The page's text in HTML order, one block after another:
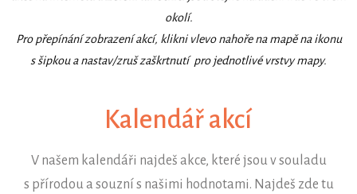
okolí.
Pro přepínání zobrazení akcí, klikni vlevo nahoře na mapě na ikonu
s šipkou a nastav/zruš zaškrtnutí pro jednotlivé vrstvy mapy.
Kalendář akcí
V našem kalendáři najdeš akce, které jsou v souladu
s přírodou a souzní s našimi hodnotami. Najdeš zde tu